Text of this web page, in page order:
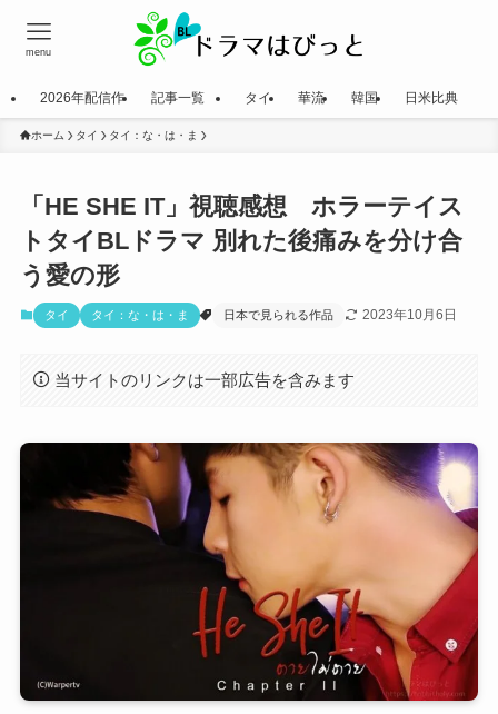
menu
2026年配信作 記事一覧 タイ 華流 韓国 日米比典
ホーム タイ タイ：な・は・ま
「HE SHE IT」視聴感想 ホラーテイス
トタイBLドラマ 別れた後痛みを分け合
う愛の形
タイ タイ：な・は・ま 日本で見られる作品 2023年10月6日
当サイトのリンクは一部広告を含みます